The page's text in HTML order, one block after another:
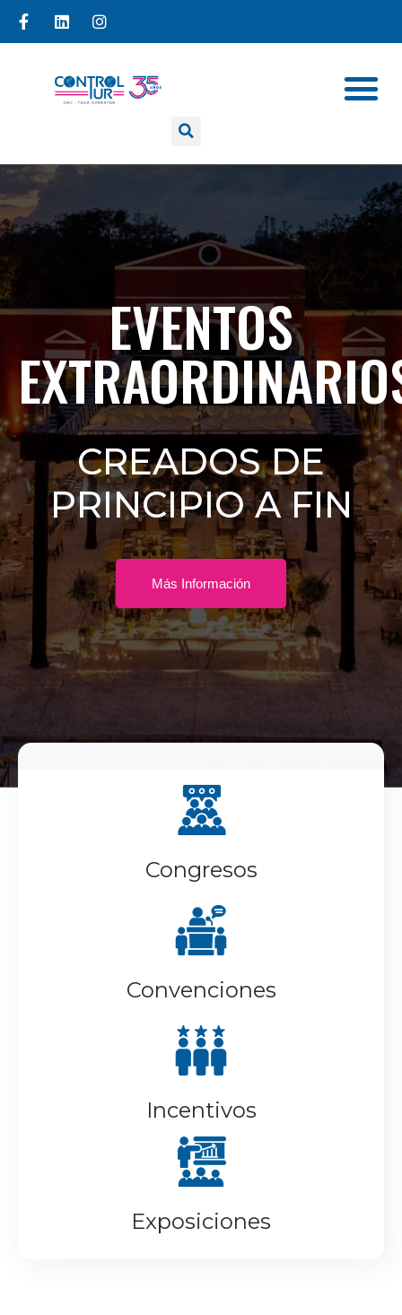
EVENTOS
CREADOS DE
PRINCIPIO A FIN
Más Información
Congresos
Convenciones
Incentivos
Exposiciones